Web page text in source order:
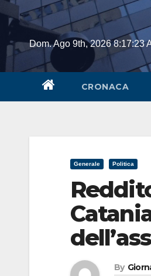
Skip
contentDom. Ago 9th, 20268:17:23
CRONACA
Generale Politica
By